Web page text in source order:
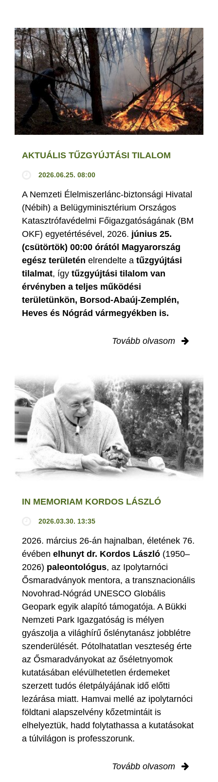
AKTUÁLIS TŰZGYÚJTÁSI TILALOM
2026.06.25. 08:00
A Nemzeti Élelmiszerlánc-biztonsági Hivatal
(Nébih) a Belügyminisztérium Országos
Katasztrófavédelmi Főigazgatóságának (BM
OKF) egyetértésével, 2026. június 25.
(csütörtök) 00:00 órától Magyarország
egész területén elrendelte a tűzgyújtási
tilalmat, így tűzgyújtási tilalom van
érvényben a teljes működési
területünkön, Borsod-Abaúj-Zemplén,
Heves és Nógrád vármegyékben is.
Tovább olvasom
IN MEMORIAM KORDOS LÁSZLÓ
2026.03.30. 13:35
2026. március 26-án hajnalban, életének 76.
évében elhunyt dr. Kordos László (1950–
2026) paleontológus, az Ipolytarnóci
Ősmaradványok mentora, a transznacionális
Novohrad-Nógrád UNESCO Globális
Geopark egyik alapító támogatója. A Bükki
Nemzeti Park Igazgatóság is mélyen
gyászolja a világhírű őslénytanász jobblétre
szenderülését. Pótolhatatlan veszteség érte
az Ősmaradványokat az őséletnyomok
kutatásában elévülhetetlen érdemeket
szerzett tudós életpályájának idő előtti
lezárása miatt. Hamvai mellé az ipolytarnóci
földtani alapszelvény kőzetmintáit is
elhelyeztük, hadd folytathassa a kutatásokat
a túlvilágon is professzorunk.
Tovább olvasom